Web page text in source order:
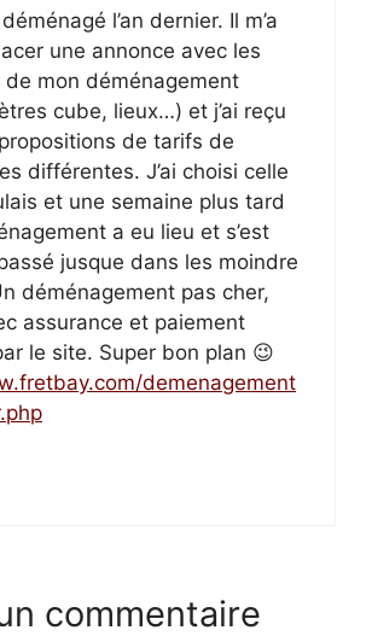
l’an dernier. Il m’a
une annonce avec les
de mon déménagement
cube, lieux…) et j’ai reçu
de tarifs de
différentes. J’ai choisi celle
et une semaine plus tard
a eu lieu et s’est
jusque dans les moindre
déménagement pas cher,
assurance et paiement
le site. Super bon plan 😉
demenagement
commentaire